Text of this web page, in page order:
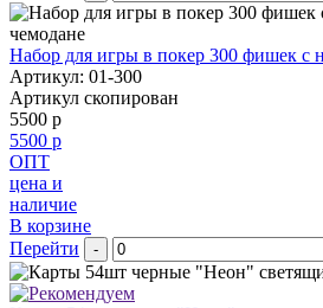
Набор для игры в покер 300 фишек c
Артикул: 01-300
Артикул скопирован
5500 р
5500 р
ОПТ
цена и
наличие
В корзине
Перейти
-